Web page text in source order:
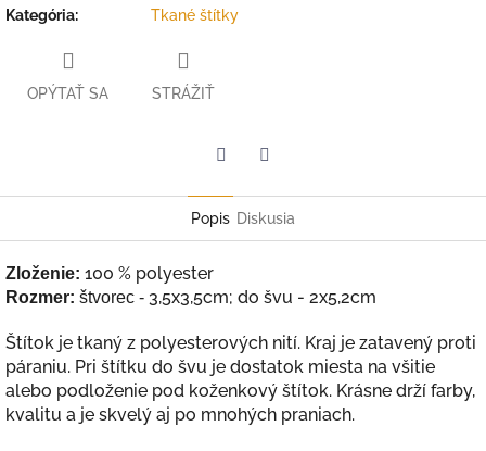
Kategória: Tkané štítky
OPÝTAŤ SA STRÁŽIŤ
Popis Diskusia
Zloženie: 100 % polyester
Rozmer: štvorec - 3,5x3,5cm; do švu - 2x5,2cm
Štítok je tkaný z polyesterových nití. Kraj je zatavený proti
páraniu. Pri štítku do švu je dostatok miesta na všitie
alebo podloženie pod koženkový štítok. Krásne drží farby,
kvalitu a je skvelý aj po mnohých praniach.